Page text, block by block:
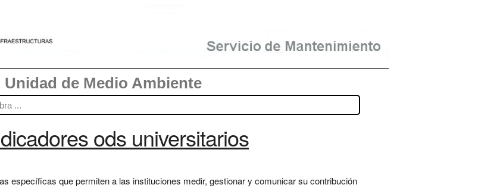
Unidad de Medio Ambiente
ods universitarios
específicas que permiten a las instituciones medir, gestionar y comunicar su contribución